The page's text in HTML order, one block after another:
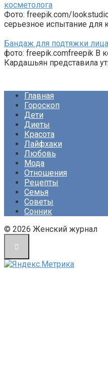
косметолога
Фото: freepik.com/
серьезное испытание для
Бандаж для подтяжки
фото: freepik.comfreepik В
Кардашьян представила
Главная
Гороскоп
Дети
Диеты
Красота
Лайфхаки
Любовь
Мода
Отношения
Рецепты
Семья
Советы
Сонник
© 2026 Женский журнал